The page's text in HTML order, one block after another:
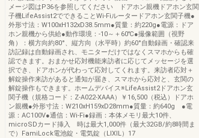
メージ図はP36を参照してください ドアホン親機ドアホン玄関
子機LifeAssist2でできることWi-Fiルータードアホン玄関子機●
外形寸法：W100xH132xD38.5mm●質量：約220g●電源：ドア
ホン親機から供給●動作環境：-10～＋60℃●撮像範囲（視野
角）：横方向約80°、縦方向（水平時）約60°自動録画・確認来
訪記録は自動録画され、モニターだけではなくスマホからも確
認できます。おまかせ応対機能来訪者に応じてメッセージを選
択でき、ドアホンが代わって応対してくれます。来訪者応対＋
解錠操作来訪があると通知が届き、スマホから応対と、玄関の
解錠操作もできます。ホームデバイス※LifeAssist2ドアホン玄
関子機（規格コード：Z-A022-XAAA）￥16,500（税込）ドアホ
ン親機●外形寸法：W210xH159xD28mm●質量：約640g ●電
源：AC100V●通信：Wi-Fi●録画：本体メモリ最大10件、
microSDカード挿入 時は最大1,000件（最大32GB/約8時間ま
で）FamiLock電池錠・電気錠（LIXIL）17